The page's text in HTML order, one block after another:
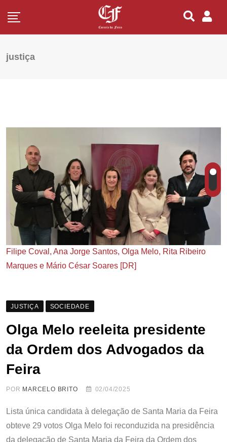
justiça
Filipe Coval, Ana Jorge Santos, Olga Melo, Rita Ribeiro
Marques e Mário César Soares [DR]
JUSTIÇA SOCIEDADE
Olga Melo reeleita presidente
da Ordem dos Advogados da
Feira
POR MARCELO BRITO 02/04/2025
Lista única candidata à delegação de Santa Maria da Feira
obteve 29 votos Olga Melo foi reconduzida na presidência
da delegação de Santa Maria da Feira da Ordem dos